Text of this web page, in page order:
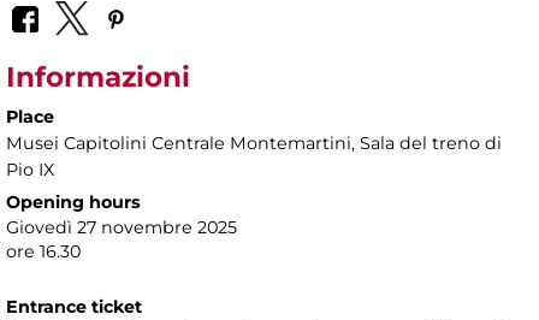
Informazioni
Place
Musei Capitolini Centrale Montemartini, Sala del treno di
Pio IX
Opening hours
Giovedì 27 novembre 2025
ore 16.30
Entrance ticket